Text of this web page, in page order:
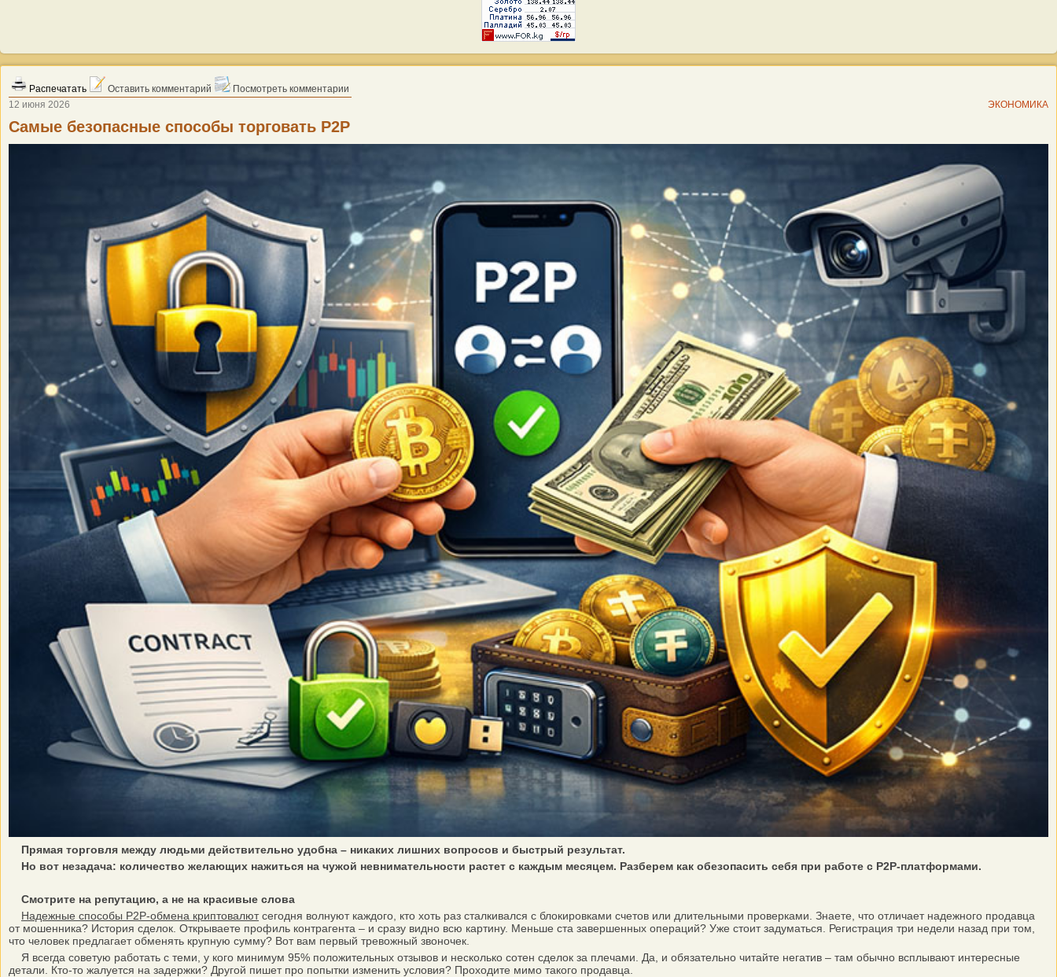
Распечатать Оставить комментарий
Посмотреть комментарии
12 июня 2026
ЭКОНОМИКА
Самые безопасные способы торговать P2P
Прямая торговля между людьми действительно удобна – никаких лишних вопросов и быстрый результат.
Но вот незадача: количество желающих нажиться на чужой невнимательности растет с каждым месяцем. Разберем как обезопасить себя при работе с P2P-платформами.
Смотрите на репутацию, а не на красивые слова
Надежные способы P2P-обмена криптовалютсегодня волнуют каждого, кто хоть раз сталкивался с блокировками счетов или длительными проверками. Знаете, что отличает надежного продавца
от мошенника? История сделок. Открываете профиль контрагента – и сразу видно всю картину. Меньше ста завершенных операций? Уже стоит задуматься. Регистрация три недели назад при том,
что человек предлагает обменять крупную сумму? Вот вам первый тревожный звоночек.
Я всегда советую работать с теми, у кого минимум 95% положительных отзывов и несколько сотен сделок за плечами. Да, и обязательно читайте негатив – там обычно всплывают интересные
детали. Кто-то жалуется на задержки? Другой пишет про попытки изменить условия? Проходите мимо такого продавца.